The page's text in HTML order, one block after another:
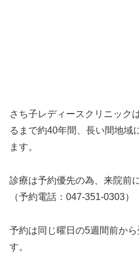
さち子レディースクリニック
るまで約40年間、長い間地域
ます。
診療は予約優先の為、来院前
（予約電話：047-351-0303）
予約は同じ曜日の5週間前か
す。